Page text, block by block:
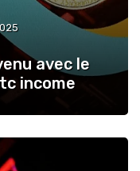
avec le
income